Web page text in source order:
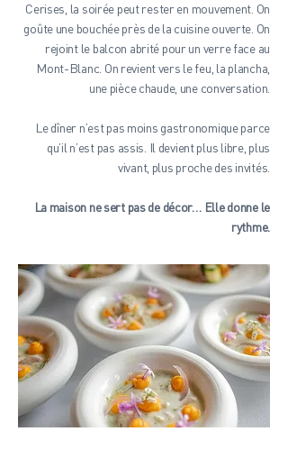
Cerises, la soirée peut rester en mouvement. On
goûte une bouchée près de la cuisine ouverte. On
rejoint le balcon abrité pour un verre face au
Mont-Blanc. On revient vers le feu, la plancha,
une pièce chaude, une conversation.
Le dîner n’est pas moins gastronomique parce
qu’il n’est pas assis. Il devient plus libre, plus
vivant, plus proche des invités.
La maison ne sert pas de décor… Elle donne le
rythme.